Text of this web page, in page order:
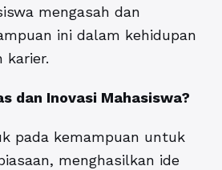
mengasah dan
ini dalam kehidupan
karier.
dan Inovasi Mahasiswa?
pada kemampuan untuk
menghasilkan ide